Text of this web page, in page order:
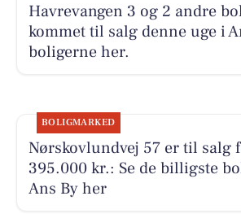
Havrevangen 3 og 2 andre
kommet til salg denne uge i
boligerne her.
BOLIGMARKED
Nørskovlundvej 57 er til salg
395.000 kr.: Se de billigste
Ans By her